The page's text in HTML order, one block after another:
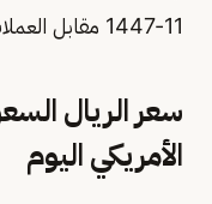
11-1447 مقابل العملات الأجنبية، وفقًا لـ
سعر الريال
الأمريكي اليوم